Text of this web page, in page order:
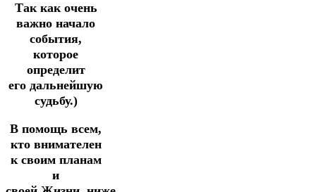
Так как очень
важно начало
события,
которое
определит
его дальнейшую
судьбу.)
В помощь всем,
кто внимателен
к своим планам
и